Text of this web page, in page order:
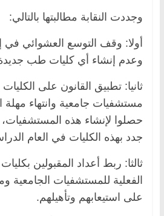
وجددت النقابة مطالبتها بالتالي:
أولا: وقف التوسع العشوائي في
وعدم إنشاء أي كليات طب
ثانيا: تطبيق القانون على
حصلوا لإنشاء هذه
جدد بهذه الكليات في العام
ثالثا: ربط أعداد المقبولين
الفعلية للمستشفيات الجامعية
على استيعابهم وتأهيلهم.